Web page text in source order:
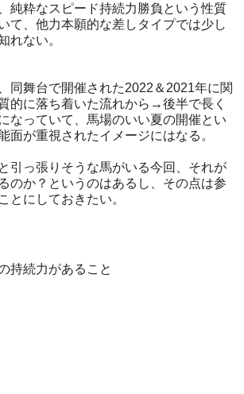
純粋なスピード持続力勝負という性質
て、他力本願的な差しタイプでは少し
れない。
同舞台で開催された2022＆2021年に関
的に落ち着いた流れから→後半で長く
なっていて、馬場のいい夏の開催とい
面が重視されたイメージにはなる。
引っ張りそうな馬がいる今回、それが
のか？というのはあるし、その点は参
にしておきたい。
持続力があること